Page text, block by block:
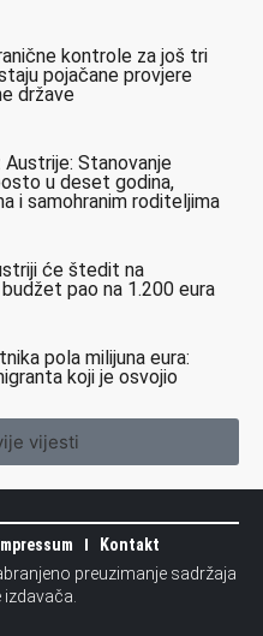
kontrole za još tri
pojačane provjere
države
Stanovanje
u deset godina,
i samohranim roditeljima
će štedit na
pao na 1.200 eura
pola milijuna eura:
koji je osvojio
vijesti
Impressum
Kontakt
preuzimanje sadržaja